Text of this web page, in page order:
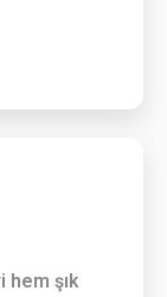
hem şık